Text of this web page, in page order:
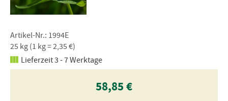
Artikel-Nr.: 1994E
25 kg (1 kg = 2,35 €)
Lieferzeit 3 - 7 Werktage
58,85 €